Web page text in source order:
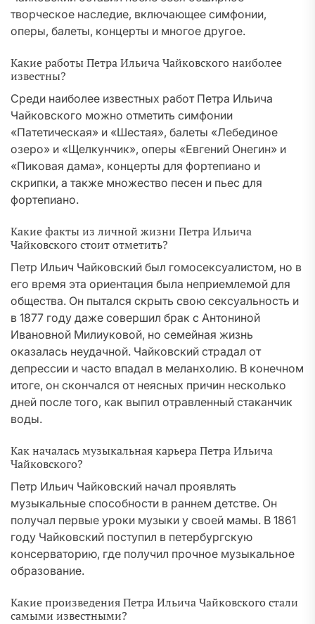
творческое наследие, включающее симфонии,
оперы, балеты, концерты и многое другое.
Какие работы Петра Ильича Чайковского наиболее
известны?
Среди наиболее известных работ Петра Ильича
Чайковского можно отметить симфонии
«Патетическая» и «Шестая», балеты «Лебединое
озеро» и «Щелкунчик», оперы «Евгений Онегин» и
«Пиковая дама», концерты для фортепиано и
скрипки, а также множество песен и пьес для
фортепиано.
Какие факты из личной жизни Петра Ильича
Чайковского стоит отметить?
Петр Ильич Чайковский был гомосексуалистом, но в
его время эта ориентация была неприемлемой для
общества. Он пытался скрыть свою сексуальность и
в 1877 году даже совершил брак с Антониной
Ивановной Милиуковой, но семейная жизнь
оказалась неудачной. Чайковский страдал от
депрессии и часто впадал в меланхолию. В конечном
итоге, он скончался от неясных причин несколько
дней после того, как выпил отравленный стаканчик
воды.
Как началась музыкальная карьера Петра Ильича
Чайковского?
Петр Ильич Чайковский начал проявлять
музыкальные способности в раннем детстве. Он
получал первые уроки музыки у своей мамы. В 1861
году Чайковский поступил в петербургскую
консерваторию, где получил прочное музыкальное
образование.
Какие произведения Петра Ильича Чайковского стали
самыми известными?